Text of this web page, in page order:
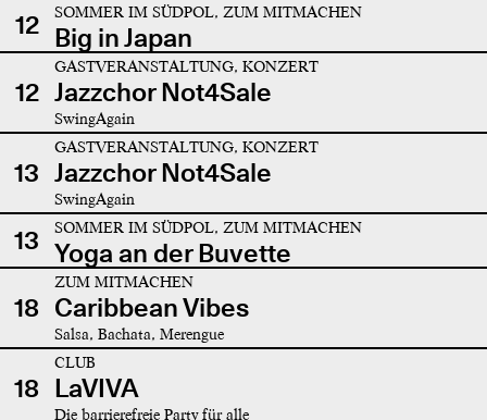
12
SOMMER IM SÜDPOL, ZUM MITMACHEN
Big in Japan
12
GASTVERANSTALTUNG, KONZERT
Jazzchor Not4Sale
SwingAgain
13
GASTVERANSTALTUNG, KONZERT
Jazzchor Not4Sale
SwingAgain
13 SOMMER IM SÜDPOL, ZUM MITMACHEN
Yoga an der Buvette
18
ZUM MITMACHEN
Caribbean Vibes
Salsa, Bachata, Merengue
18
CLUB
LaVIVA
Die barrierefreie Party für alle